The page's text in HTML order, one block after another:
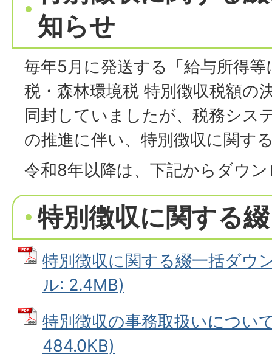
知らせ
毎年5月に発送する「給与所得
税・森林環境税 特別徴収税額の
同封していましたが、税務シス
の推進に伴い、特別徴収に関す
令和8年以降は、下記からダウ
特別徴収に関する綴
特別徴収に関する綴一括ダウ
ル: 2.4MB)
特別徴収の事務取扱いについ
484.0KB)